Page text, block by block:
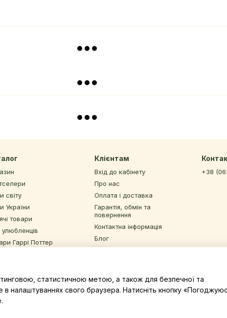
світу
України
товари
Гаррі Поттер
Клієнтам
Вхід до кабінету
Про нас
Оплата і доставка
Гарантія, обмін та
повернення
Контактна інформація
Блог
Ми в соцмережах
+38
статистичною метою, а також для безпечної та
налаштуваннях свого браузера. Натисніть кнопку